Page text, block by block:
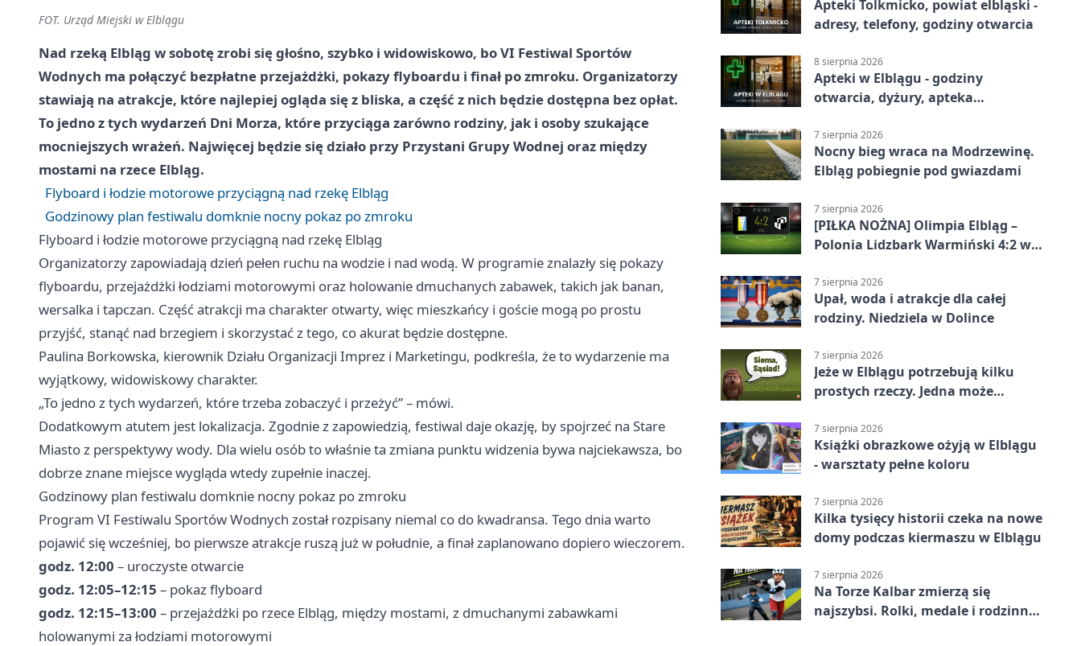
FOT. Urząd Miejski w Elblągu
Nad rzeką Elbląg w sobotę zrobi się głośno, szybko i widowiskowo, bo VI Festiwal Sportów
Wodnych ma połączyć bezpłatne przejażdżki, pokazy flyboardu i finał po zmroku. Organizatorzy
stawiają na atrakcje, które najlepiej ogląda się z bliska, a część z nich będzie dostępna bez opłat.
To jedno z tych wydarzeń Dni Morza, które przyciąga zarówno rodziny, jak i osoby szukające
mocniejszych wrażeń. Najwięcej będzie się działo przy Przystani Grupy Wodnej oraz między
mostami na rzece Elbląg.
Flyboard i łodzie motorowe przyciągną nad rzekę Elbląg
Godzinowy plan festiwalu domknie nocny pokaz po zmroku
Flyboard i łodzie motorowe przyciągną nad rzekę Elbląg
Organizatorzy zapowiadają dzień pełen ruchu na wodzie i nad wodą. W programie znalazły się pokazy
flyboardu, przejażdżki łodziami motorowymi oraz holowanie dmuchanych zabawek, takich jak banan,
wersalka i tapczan. Część atrakcji ma charakter otwarty, więc mieszkańcy i goście mogą po prostu
przyjść, stanąć nad brzegiem i skorzystać z tego, co akurat będzie dostępne.
Paulina Borkowska, kierownik Działu Organizacji Imprez i Marketingu, podkreśla, że to wydarzenie ma
wyjątkowy, widowiskowy charakter.
„To jedno z tych wydarzeń, które trzeba zobaczyć i przeżyć” – mówi.
Dodatkowym atutem jest lokalizacja. Zgodnie z zapowiedzią, festiwal daje okazję, by spojrzeć na Stare
Miasto z perspektywy wody. Dla wielu osób to właśnie ta zmiana punktu widzenia bywa najciekawsza, bo
dobrze znane miejsce wygląda wtedy zupełnie inaczej.
Godzinowy plan festiwalu domknie nocny pokaz po zmroku
Program VI Festiwalu Sportów Wodnych został rozpisany niemal co do kwadransa. Tego dnia warto
pojawić się wcześniej, bo pierwsze atrakcje ruszą już w południe, a finał zaplanowano dopiero wieczorem.
godz. 12:00 – uroczyste otwarcie
godz. 12:05–12:15 – pokaz flyboard
godz. 12:15–13:00 – przejażdżki po rzece Elbląg, między mostami, z dmuchanymi zabawkami
holowanymi za łodziami motorowymi
Apteki Tolkmicko, powiat elbląski -
adresy, telefony, godziny otwarcia
8 sierpnia 2026
Apteki w Elblągu - godziny
otwarcia, dyżury, apteka
7 sierpnia 2026
Nocny bieg wraca na Modrzewinę.
Elbląg pobiegnie pod gwiazdami
7 sierpnia 2026
[PIŁKA NOŻNA] Olimpia Elbląg –
Polonia Lidzbark Warmiński 4:2 w
7 sierpnia 2026
Upał, woda i atrakcje dla całej
rodziny. Niedziela w Dolince
7 sierpnia 2026
Jeże w Elblągu potrzebują kilku
prostych rzeczy. Jedna może
7 sierpnia 2026
Książki obrazkowe ożyją w Elblągu
- warsztaty pełne koloru
7 sierpnia 2026
Kilka tysięcy historii czeka na nowe
domy podczas kiermaszu w Elblągu
7 sierpnia 2026
Na Torze Kalbar zmierzą się
najszybsi. Rolki, medale i rodzinna